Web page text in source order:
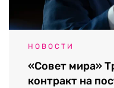
НОВОСТИ
«Совет мира»
контракт на